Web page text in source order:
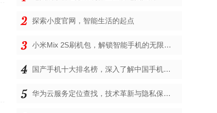
探索小度官网，智能生活的起点
小米Mix 2S刷机包，解锁智能手机的无限可能
国产手机十大排名榜，深入了解中国手机市场的佼佼者
华为云服务定位查找，技术革新与隐私保护的双重奏